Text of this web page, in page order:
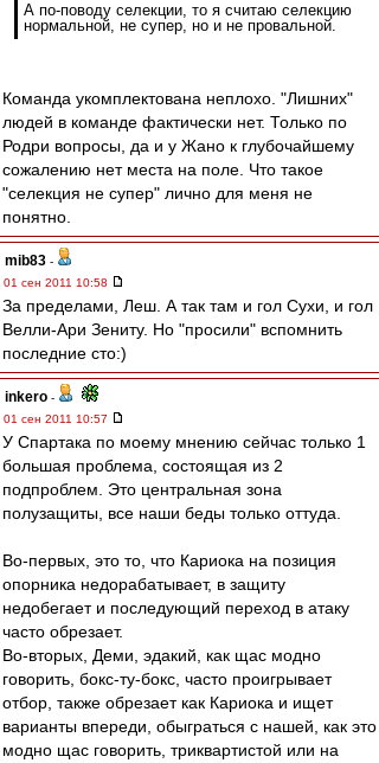
А по-поводу селекции, то я считаю селекцию
нормальной, не супер, но и не провальной.
Команда укомплектована неплохо. "Лишних"
людей в команде фактически нет. Только по
Родри вопросы, да и у Жано к глубочайшему
сожалению нет места на поле. Что такое
"селекция не супер" лично для меня не
понятно.
mib83 -
01 сен 2011 10:58
За пределами, Леш. А так там и гол Сухи, и гол
Велли-Ари Зениту. Но "просили" вспомнить
последние сто:)
inkero -
01 сен 2011 10:57
У Спартака по моему мнению сейчас только 1
большая проблема, состоящая из 2
подпроблем. Это центральная зона
полузащиты, все наши беды только оттуда.
Во-первых, это то, что Кариока на позиция
опорника недорабатывает, в защиту
недобегает и последующий переход в атаку
часто обрезает.
Во-вторых, Деми, эдакий, как щас модно
говорить, бокс-ту-бокс, часто проигрывает
отбор, также обрезает как Кариока и ищет
варианты впереди, обыграться с нашей, как это
модно щас говорить, триквартистой или на